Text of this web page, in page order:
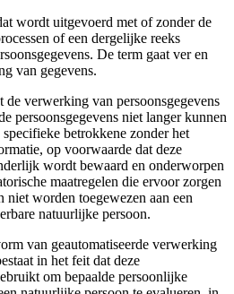
wordt uitgevoerd met of zonder de
of een dergelijke reeks
De term gaat ver en
van gegevens.
de verwerking van persoonsgegevens
persoonsgegevens niet langer kunnen
betrokkene zonder het
op voorwaarde dat deze
wordt bewaard en onderworpen
maatregelen die ervoor zorgen
niet worden toegewezen aan een
natuurlijke persoon.
van geautomatiseerde verwerking
in het feit dat deze
om bepaalde persoonlijke